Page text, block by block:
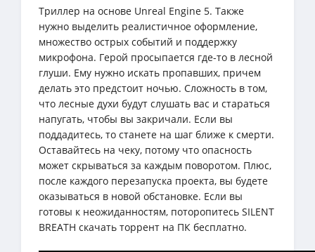
Триллер на основе Unreal Engine 5. Также
нужно выделить реалистичное оформление,
множество острых событий и поддержку
микрофона. Герой просыпается где-то в лесной
глуши. Ему нужно искать пропавших, причем
делать это предстоит ночью. Сложность в том,
что лесные духи будут слушать вас и стараться
напугать, чтобы вы закричали. Если вы
поддадитесь, то станете на шаг ближе к смерти.
Оставайтесь на чеку, потому что опасность
может скрываться за каждым поворотом. Плюс,
после каждого перезапуска проекта, вы будете
оказываться в новой обстановке. Если вы
готовы к неожиданностям, поторопитесь SILENT
BREATH скачать торрент на ПК бесплатно.